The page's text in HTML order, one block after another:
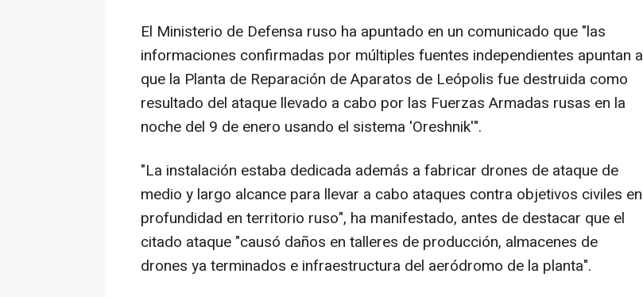
El Ministerio de Defensa ruso ha apuntado en un comunicado que "las
informaciones confirmadas por múltiples fuentes independientes apuntan a
que la Planta de Reparación de Aparatos de Leópolis fue destruida como
resultado del ataque llevado a cabo por las Fuerzas Armadas rusas en la
noche del 9 de enero usando el sistema 'Oreshnik'".
"La instalación estaba dedicada además a fabricar drones de ataque de
medio y largo alcance para llevar a cabo ataques contra objetivos civiles en
profundidad en territorio ruso", ha manifestado, antes de destacar que el
citado ataque "causó daños en talleres de producción, almacenes de
drones ya terminados e infraestructura del aeródromo de la planta".